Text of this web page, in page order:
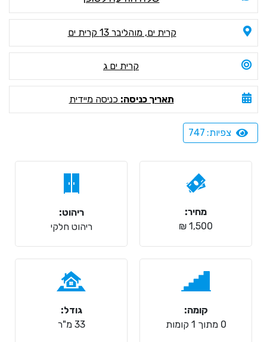
קרית ים, מוהליבר 13 קרית ים
קרית ים ג
תאריך כניסה: כניסה מיידית
צפיות: 747
מחיר:
1,500 ₪
ריהוט:
ריהוט חלקי
קומה:
0 מתוך 1 קומות
גודל:
33 מ"ר